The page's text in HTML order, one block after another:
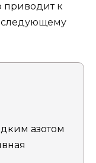
приводит к
азотом